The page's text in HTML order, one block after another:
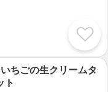
ちごの生クリームタ
ト